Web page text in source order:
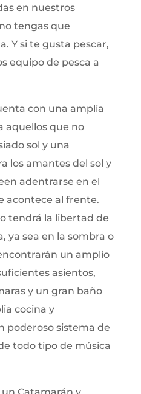
en nuestros
tengas que
Y si te gusta pescar,
equipo de pesca a
con una amplia
aquellos que no
sol y una
los amantes del sol y
adentrarse en el
acontece al frente.
tendrá la libertad de
ya sea en la sombra o
un amplio
asientos,
y un gran baño
cocina y
poderoso sistema de
todo tipo de música
Catamarán y